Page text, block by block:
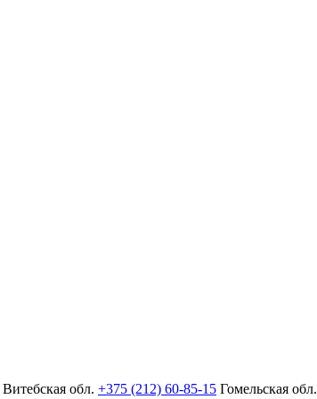
Витебская обл. +375 (212) 60-85-15 Гомельская обл.